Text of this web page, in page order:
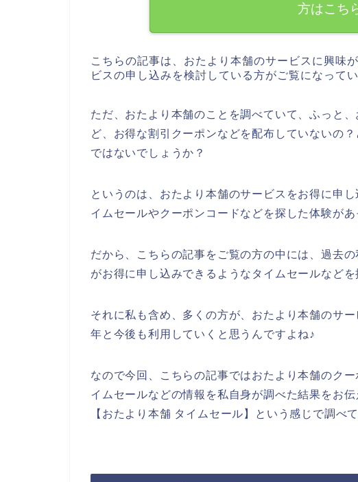
方はこち
こちらの記事は、おたより本舗のサービスに興味
ビスの申し込みを検討している方がご覧になって
ただ、おたより本舗のことを調べていて、ふっと
ど、お得な割引クーポンなどを配布していないの
ではないでしょうか？
というのは、おたより本舗のサービスをお得に申
イムセールやクーポンコードなどを探した体験があ
だから、こちらの記事をご覧の方の中には、過去
がお得に申し込みできるようなタイムセールなどを
それに私も含め、多くの方が、おたより本舗のサ
年と今後も利用していくと思うんですよね♪
なので今回、こちらの記事ではおたより本舗のク
イムセールなどの情報を私自身が調べた結果をお
【おたより本舗 タイムセール】という感じで調べ